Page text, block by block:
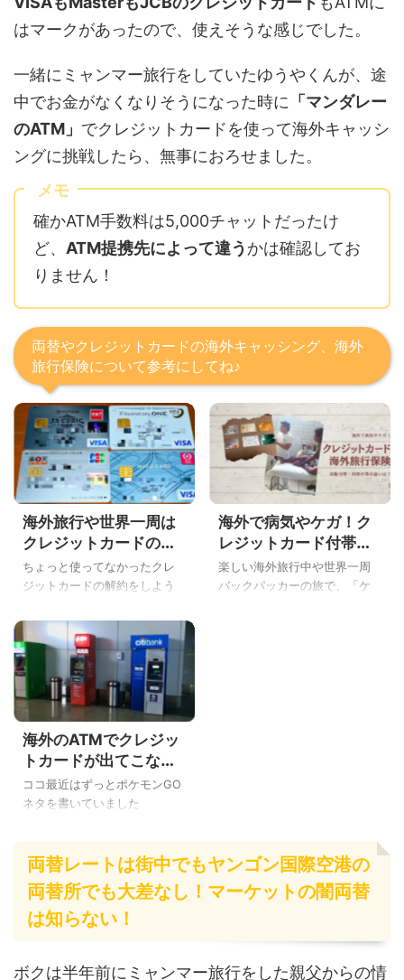
はマークがあったので、使えそうな感じでした。
一緒にミャンマー旅行をしていたゆうやくんが、途
中でお金がなくなりそうになった時に 「マンダレー
のATM」 でクレジットカードを使って海外キャッシ
ングに挑戦したら、無事におろせました。
メモ
確かATM手数料は5,000チャットだったけ
ど、 ATM提携先によって違う かは確認してお
りません！
両替やクレジットカードの海外キャッシング、海外
旅行保険について参考にしてね♪
海外旅行や世界一周は
クレジットカードの海
外キャッシングが両替
よりもお得な理由を説
ちょっと使ってなかったクレ
ジットカードの解約をしよう
更新月がきていて年会費を取
られた、こんにちはYoshiで
す。 ココ、お金にまつわるこ
とだからめっちゃ大事です！
でも、「普通にUSドルや日本
円からレートのいい両替所で
両替するだけでしょ？」と思
っているアナタは損をしてい
ますよ！ 実は、クレジットカ
ードの海外キャッシングはお
得なレートで現地通貨を手に
ことで、今日は「海外旅行や
世界一周はクレジットカード
の海外キャッシングが両替よ
りもお得な理由」を説明する
...
海外で病気やケガ！ク
レジットカード付帯の
海外旅行保険の自動付
帯・利用付帯の違いや
楽しい海外旅行中や世界一周
バックパッカーの旅で、「ケ
「海外旅行保険って、高いで
しょ？」ってアナタ！ はてな
クレジットカード付帯の海外
海外のATMでクレジッ
トカードが出てこない
事を人生初経験したの
で注意点と対応を説明
ココ最近はずっとポケモンGO
ネタを書いていました
こんばんわYoshiです。 ウチの
会社は夏休みの時期がずれて
いて、先週一週間早めの夏休
みを取って、フィリピンのミ
もボクは、海外のATMでクレ
両替レートは街中でもヤンゴン国際空港の
両替所でも大差なし！マーケットの闇両替
は知らない！
ボクは半年前にミャンマー旅行をした親父からの情